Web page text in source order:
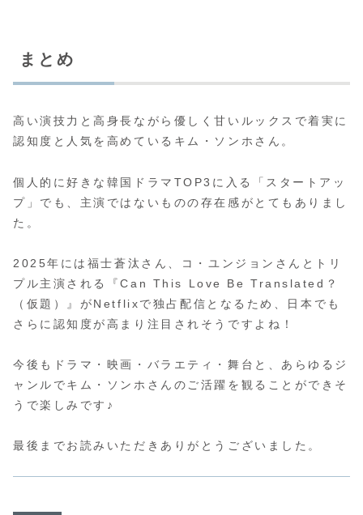
まとめ
高い演技力と高身長ながら優しく甘いルックスで着実に
認知度と人気を高めているキム・ソンホさん。
個人的に好きな韓国ドラマTOP3に入る「スタートアッ
プ」でも、主演ではないものの存在感がとてもありまし
た。
2025年には福士蒼汰さん、コ・ユンジョンさんとトリ
プル主演される『Can This Love Be Translated？
（仮題）』がNetflixで独占配信となるため、日本でも
さらに認知度が高まり注目されそうですよね！
今後もドラマ・映画・バラエティ・舞台と、あらゆるジ
ャンルでキム・ソンホさんのご活躍を観ることができそ
うで楽しみです♪
最後までお読みいただきありがとうございました。